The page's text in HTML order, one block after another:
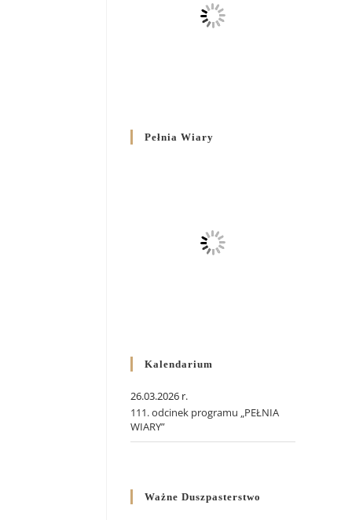
Pełnia Wiary
Kalendarium
26.03.2026 r.
111. odcinek programu „PEŁNIA
WIARY”
Ważne Duszpasterstwo